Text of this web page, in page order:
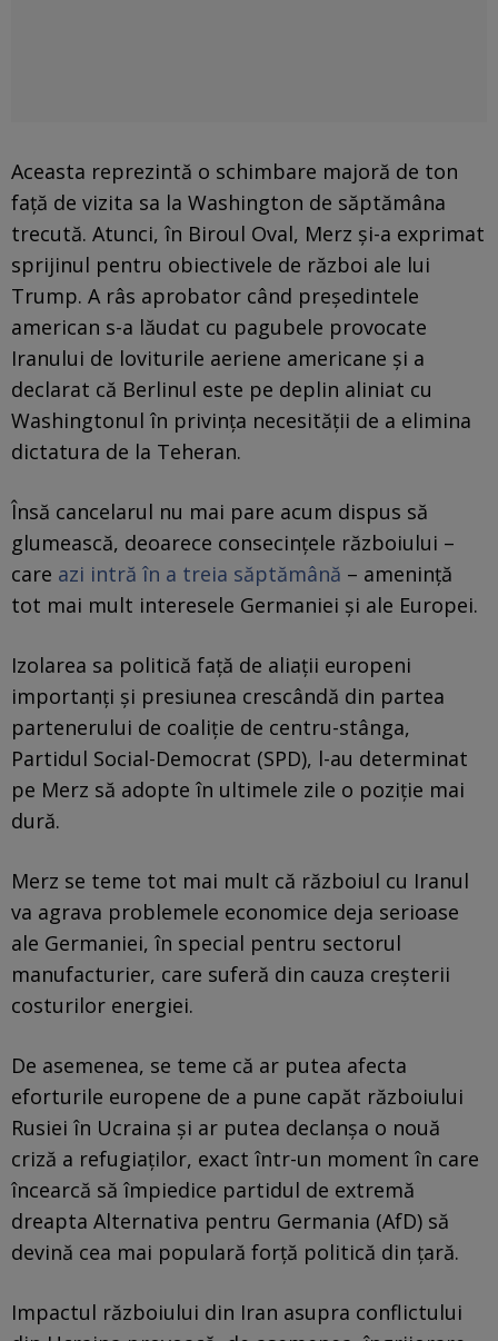
Aceasta reprezintă o schimbare majoră de ton
față de vizita sa la Washington de săptămâna
trecută. Atunci, în Biroul Oval, Merz și-a exprimat
sprijinul pentru obiectivele de război ale lui
Trump. A râs aprobator când președintele
american s-a lăudat cu pagubele provocate
Iranului de loviturile aeriene americane și a
declarat că Berlinul este pe deplin aliniat cu
Washingtonul în privința necesității de a elimina
dictatura de la Teheran.
Însă cancelarul nu mai pare acum dispus să
glumească, deoarece consecințele războiului –
care azi intră în a treia săptămână – amenință
tot mai mult interesele Germaniei și ale Europei.
Izolarea sa politică față de aliații europeni
importanți și presiunea crescândă din partea
partenerului de coaliție de centru-stânga,
Partidul Social-Democrat (SPD), l-au determinat
pe Merz să adopte în ultimele zile o poziție mai
dură.
Merz se teme tot mai mult că războiul cu Iranul
va agrava problemele economice deja serioase
ale Germaniei, în special pentru sectorul
manufacturier, care suferă din cauza creșterii
costurilor energiei.
De asemenea, se teme că ar putea afecta
eforturile europene de a pune capăt războiului
Rusiei în Ucraina și ar putea declanșa o nouă
criză a refugiaților, exact într-un moment în care
încearcă să împiedice partidul de extremă
dreapta Alternativa pentru Germania (AfD) să
devină cea mai populară forță politică din țară.
Impactul războiului din Iran asupra conflictului